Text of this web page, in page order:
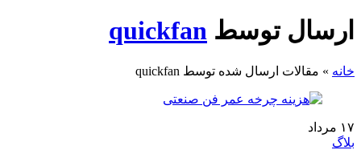
ارسال توسط quickfan
خانه » مقالات ارسال شده توسط quickfan
۱۷ مرداد
بلاگ